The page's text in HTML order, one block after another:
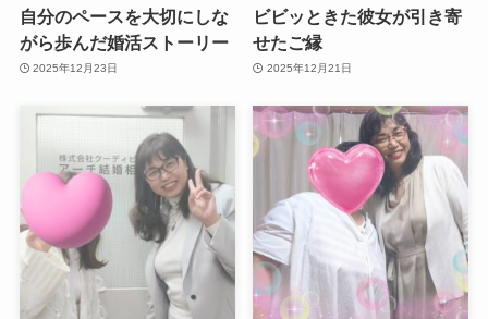
自分のペースを大切にしな
がら歩んだ婚活ストーリー
2025年12月23日
ビビッときた彼女が引き寄
せたご縁
2025年12月21日